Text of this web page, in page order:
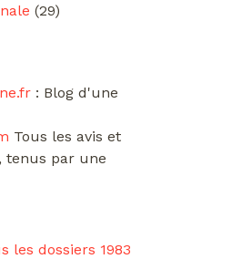
(29)
: Blog d'une
Tous les avis et
tenus par une
les dossiers 1983